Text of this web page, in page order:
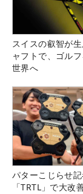
スイスの叡智が
ャフトで、ゴル
世界へ
パターこじらせ
「TRTL」で大改